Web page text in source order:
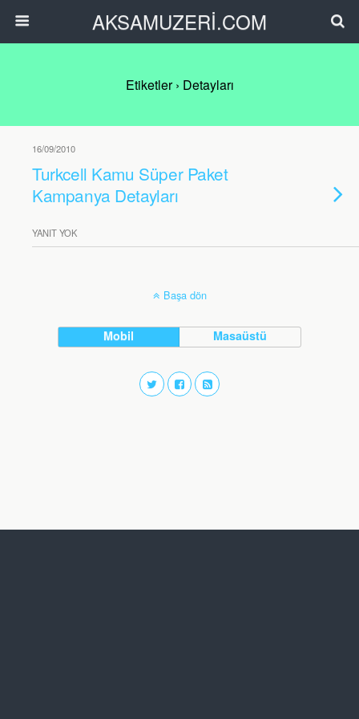
AKSAMUZERİ.COM
Etiketler › Detayları
16/09/2010
Turkcell Kamu Süper Paket
Kampanya Detayları
YANIT YOK
Başa dön
Mobil Masaüstü